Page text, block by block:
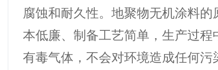
腐蚀和耐久性。地聚物无机涂料的
本低廉、制备工艺简单，生产过程
有毒气体，不会对环境造成任何污